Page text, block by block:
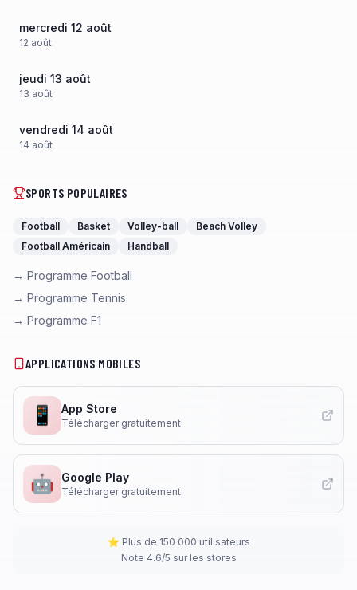
mercredi 12 août
12 août
jeudi 13 août
13 août
vendredi 14 août
14 août
SPORTS POPULAIRES
Football Basket Volley-ball
Beach Volley
Football Américain
Handball
→ Programme Football
→ Programme Tennis
→ Programme F1
APPLICATIONS MOBILES
📱 App Store
Télécharger gratuitement
🤖 Google Play
Télécharger gratuitement
⭐ Plus de 150 000 utilisateurs
Note 4.6/5 sur les stores